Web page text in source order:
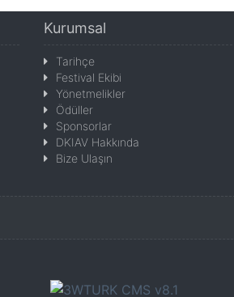
Kurumsal
Tarihçe
Festival Ekibi
Yönetmelikler
Ödüller
Sponsorlar
DKIAV Hakkında
Bize Ulaşın